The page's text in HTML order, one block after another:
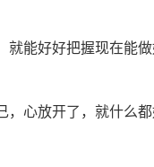
能好好把握现在能做
心放开了，就什么都